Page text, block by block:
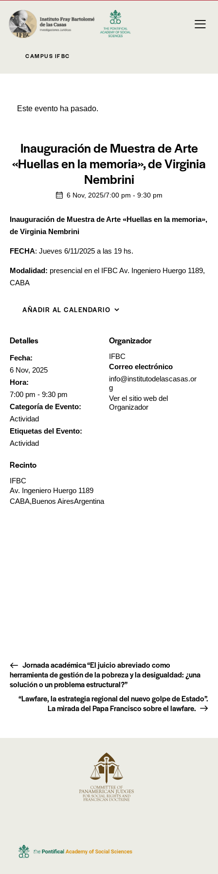
CAMPUS IFBC
Este evento ha pasado.
Inauguración de Muestra de Arte
«Huellas en la memoria», de Virginia
Nembrini
6 Nov, 2025/7:00 pm - 9:30 pm
Inauguración de Muestra de Arte «Huellas en la memoria»,
de Virginia Nembrini
FECHA: Jueves 6/11/2025 a las 19 hs.
Modalidad: presencial en el IFBC Av. Ingeniero Huergo 1189,
CABA
AÑADIR AL CALENDARIO
Detalles
Fecha:
6 Nov, 2025
Hora:
7:00 pm - 9:30 pm
Categoría de Evento:
Actividad
Etiquetas del Evento:
Actividad
Organizador
IFBC
Correo electrónico
info@institutodelascasas.or
g
Ver el sitio web del
Organizador
Recinto
IFBC
Av. Ingeniero Huergo 1189
CABA,Buenos AiresArgentina
Jornada académica “El juicio abreviado como
herramienta de gestión de la pobreza y la desigualdad: ¿una
solución o un problema estructural?”
“Lawfare, la estrategia regional del nuevo golpe de Estado”.
La mirada del Papa Francisco sobre el lawfare.